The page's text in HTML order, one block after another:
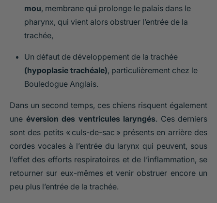
mou, membrane qui prolonge le palais dans le
pharynx, qui vient alors obstruer l’entrée de la
trachée,
Un défaut de développement de la trachée
(hypoplasie trachéale), particulièrement chez le
Bouledogue Anglais.
Dans un second temps, ces chiens risquent également
une éversion des ventricules laryngés. Ces derniers
sont des petits « culs-de-sac » présents en arrière des
cordes vocales à l’entrée du larynx qui peuvent, sous
l’effet des efforts respiratoires et de l’inflammation, se
retourner sur eux-mêmes et venir obstruer encore un
peu plus l’entrée de la trachée.